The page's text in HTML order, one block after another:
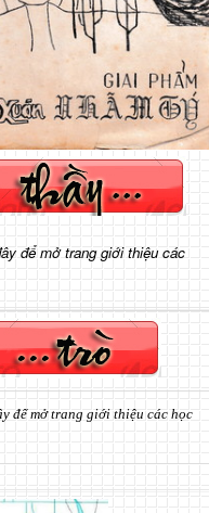
để mở trang giới thiệu các
để mở trang giới thiệu các học